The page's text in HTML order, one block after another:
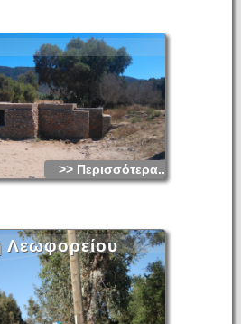
>> Περισσότερα...
Λεωφορείου